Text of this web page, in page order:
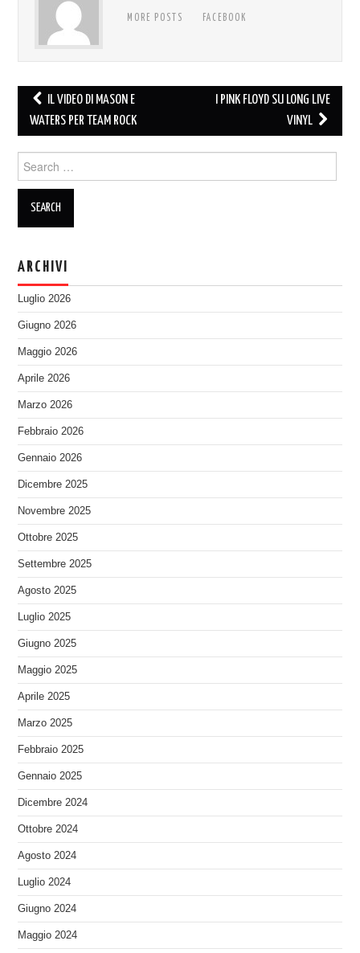
POLICY/COOKIES MORE POSTS FACEBOOK
Post
navigation
IL VIDEO DI MASON E
WATERS PER TEAM ROCK
I PINK FLOYD SU LONG LIVE
VINYL
for:
ARCHIVI
Luglio 2026
Giugno 2026
Maggio 2026
Aprile 2026
Marzo 2026
Febbraio 2026
Gennaio 2026
Dicembre 2025
Novembre 2025
Ottobre 2025
Settembre 2025
Agosto 2025
Luglio 2025
Giugno 2025
Maggio 2025
Aprile 2025
Marzo 2025
Febbraio 2025
Gennaio 2025
Dicembre 2024
Ottobre 2024
Agosto 2024
Luglio 2024
Giugno 2024
Maggio 2024